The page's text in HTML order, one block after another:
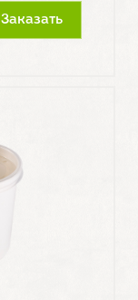
Заказать